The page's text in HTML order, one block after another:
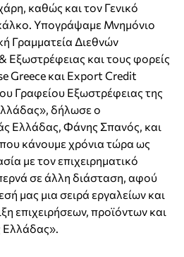
καθώς και τον Γενικό
Υπογράψαμε Μνημόνιο
Γραμματεία Διεθνών
Εξωστρέφειας και τους φορείς
Greece και Export Credit
Γραφείου Εξωστρέφειας της
δήλωσε ο
Ελλάδας, Φάνης Σπανός, και
κάνουμε χρόνια τώρα ως
με τον επιχειρηματικό
σε άλλη διάσταση, αφού
μας μια σειρά εργαλείων και
επιχειρήσεων, προϊόντων και
Ελλάδας».